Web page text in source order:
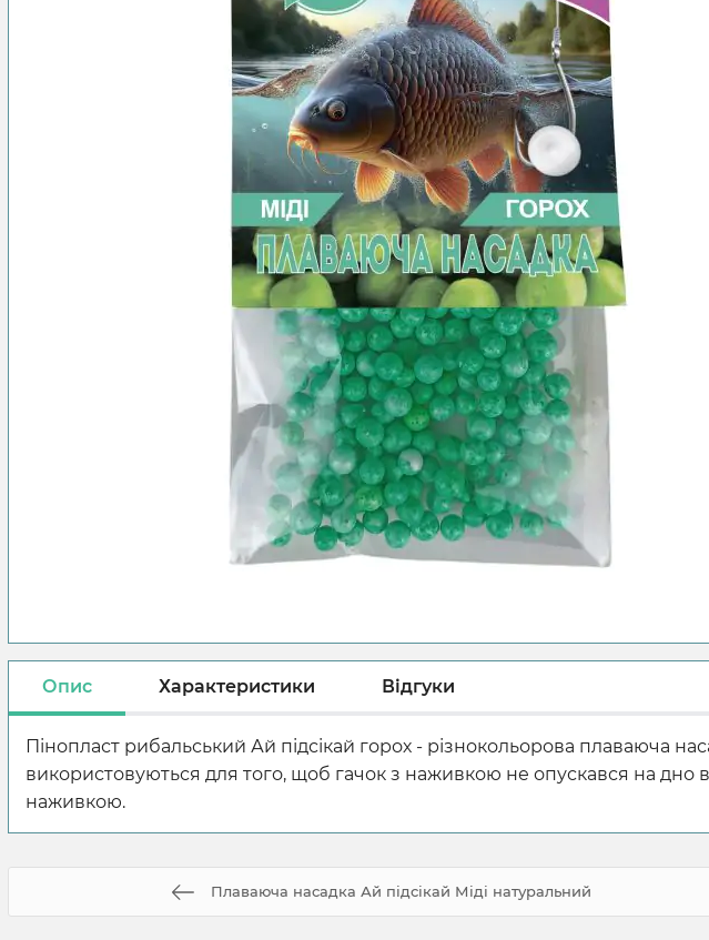
Опис Характеристики Відгуки
Пінопласт рибальський Ай підсікай горох - різнокольорова плаваюча
використовуються для того, щоб гачок з наживкою не опускався на дно
наживкою.
Плаваюча насадка Ай підсікай Міді натуральний